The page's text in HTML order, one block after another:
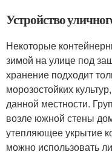
Устройство
Некоторые
зимой на улице под
хранение подходит
морозостойких
данной местности.
возле южной стены
утепляющее укрытие
можно использовать